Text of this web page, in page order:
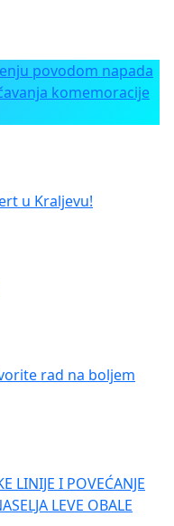
povodom napada
komemoracije
u Kraljevu!
rad na boljem
LINIJE I POVEĆANJE
LEVE OBALE